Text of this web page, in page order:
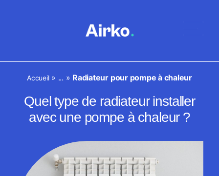
Accueil» ... » Radiateur pour pompe à chaleur
Quel type de radiateur installer
avec une pompe à chaleur ?